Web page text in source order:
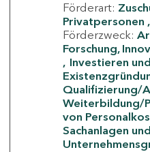
Förderart:
Privatpersonen
Förderzweck:
Forschung,
Investieren
Qualifizierung/
Weiterbildung/
von
Sachanlagen